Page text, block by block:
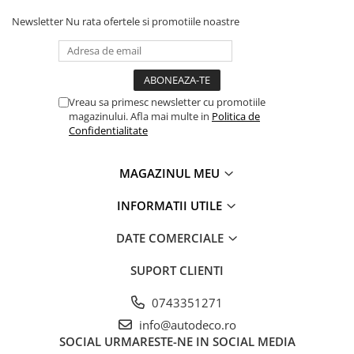
TRICOURI MERCEDES
TRICOURI OPEL
TRICOURI PEUGEOT
TRICOURI SEAT
TRICOURI SKODA
TRICOURI AMUZANTE
TRICOURI ANIVERSARE
TRICOURI CUPLURI/TINERI
TRICOURI DAMA
Newsletter Nu rata ofertele si promotiile noastre
Vreau sa primesc newsletter cu promotiile
magazinului. Afla mai multe in Politica de
Confidentialitate
MAGAZINUL MEU
INFORMATII UTILE
DATE COMERCIALE
SUPORT CLIENTI
0743351271
info@autodeco.ro
SOCIAL URMARESTE-NE IN SOCIAL MEDIA